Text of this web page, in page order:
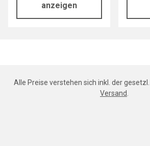
anzeigen
Alle Preise verstehen sich inkl. der
Versand